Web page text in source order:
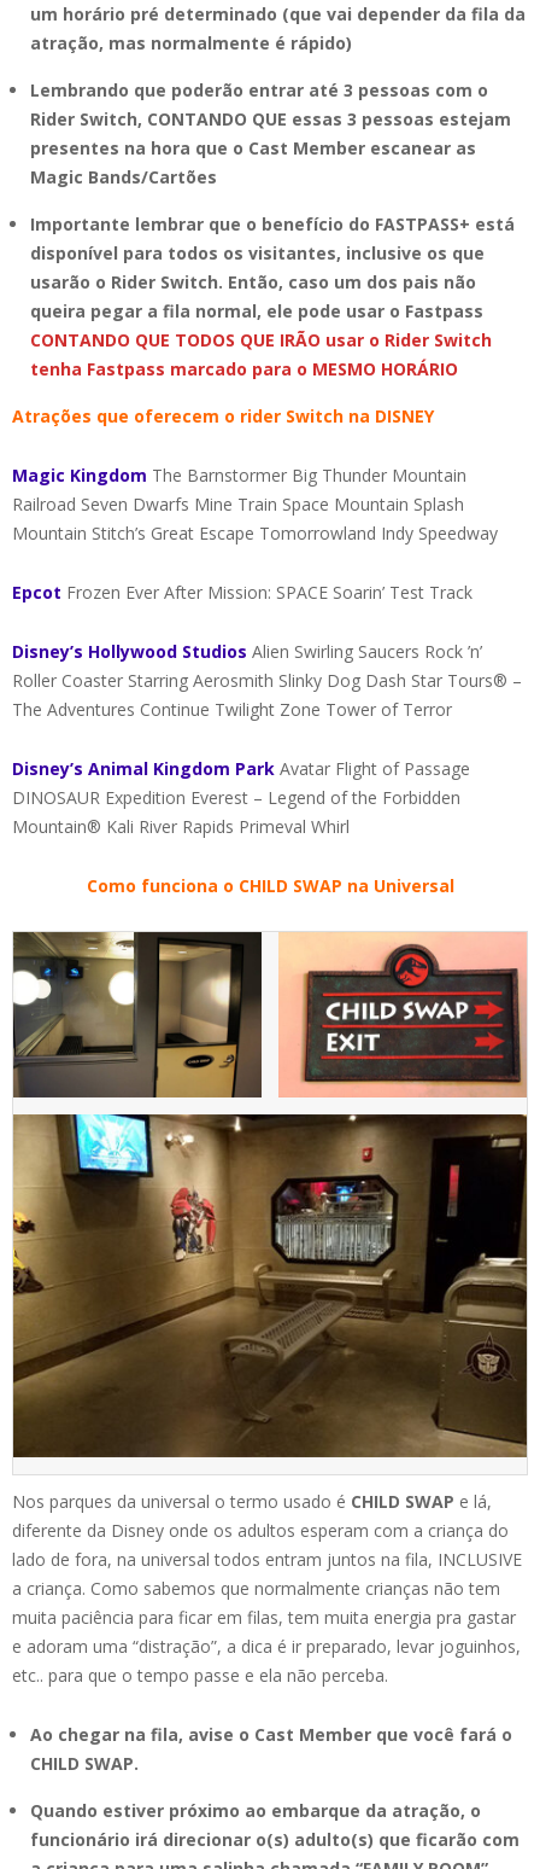
um horário pré determinado (que vai depender da fila da
atração, mas normalmente é rápido)
Lembrando que poderão entrar até 3 pessoas com o
Rider Switch, CONTANDO QUE essas 3 pessoas estejam
presentes na hora que o Cast Member escanear as
Magic Bands/Cartões
Importante lembrar que o benefício do FASTPASS+ está
disponível para todos os visitantes, inclusive os que
usarão o Rider Switch. Então, caso um dos pais não
queira pegar a fila normal, ele pode usar o Fastpass
CONTANDO QUE TODOS QUE IRÃO usar o Rider Switch
tenha Fastpass marcado para o MESMO HORÁRIO
Atrações que oferecem o rider Switch na DISNEY
Magic Kingdom The Barnstormer Big Thunder Mountain
Railroad Seven Dwarfs Mine Train Space Mountain Splash
Mountain Stitch’s Great Escape Tomorrowland Indy Speedway
Epcot Frozen Ever After Mission: SPACE Soarin’ Test Track
Disney’s Hollywood Studios Alien Swirling Saucers Rock ’n’
Roller Coaster Starring Aerosmith Slinky Dog Dash Star Tours® –
The Adventures Continue Twilight Zone Tower of Terror
Disney’s Animal Kingdom Park Avatar Flight of Passage
DINOSAUR Expedition Everest – Legend of the Forbidden
Mountain® Kali River Rapids Primeval Whirl
Como funciona o CHILD SWAP na Universal
Nos parques da universal o termo usado é CHILD SWAP e lá,
diferente da Disney onde os adultos esperam com a criança do
lado de fora, na universal todos entram juntos na fila, INCLUSIVE
a criança. Como sabemos que normalmente crianças não tem
muita paciência para ficar em filas, tem muita energia pra gastar
e adoram uma “distração”, a dica é ir preparado, levar joguinhos,
etc.. para que o tempo passe e ela não perceba.
Ao chegar na fila, avise o Cast Member que você fará o
CHILD SWAP.
Quando estiver próximo ao embarque da atração, o
funcionário irá direcionar o(s) adulto(s) que ficarão com